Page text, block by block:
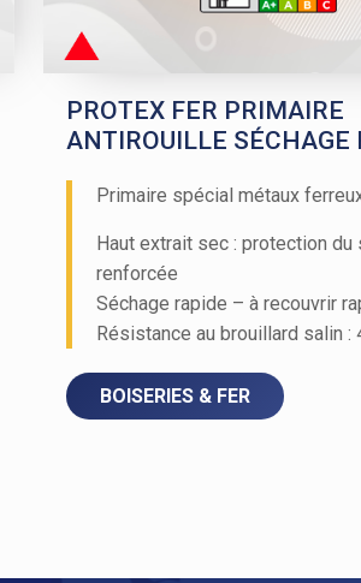
PROTEX FER PRIMAIRE
ANTIROUILLE SÉCHAGE
Primaire spécial métaux
Haut extrait sec : protection du
renforcée
Séchage rapide – à recouvrir
Résistance au brouillard salin :
BOISERIES & FER